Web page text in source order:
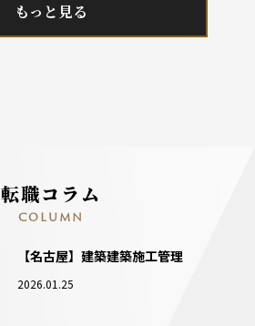
もっと見る
転職コラム
COLUMN
【名古屋】建築建築施工管理
2026.01.25